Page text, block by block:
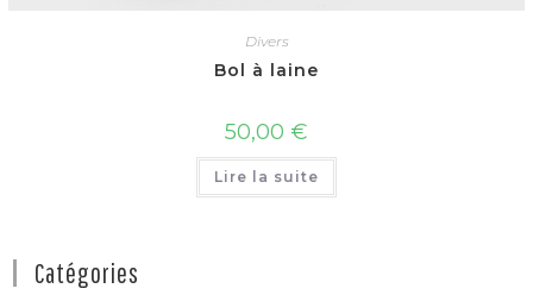
Divers
Bol à laine
50,00 €
Lire la suite
Catégories